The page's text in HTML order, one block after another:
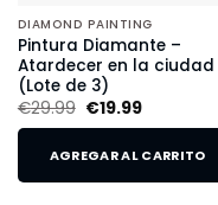
DIAMOND PAINTING
Pintura Diamante –
Atardecer en la ciudad
(Lote de 3)
€29.99 €19.99
AGREGAR AL CARRITO